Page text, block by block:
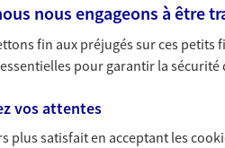
nous engageons à être
fin aux préjugés sur ces petits
pour garantir la sécurité
vos attentes
plus satisfait en acceptant les